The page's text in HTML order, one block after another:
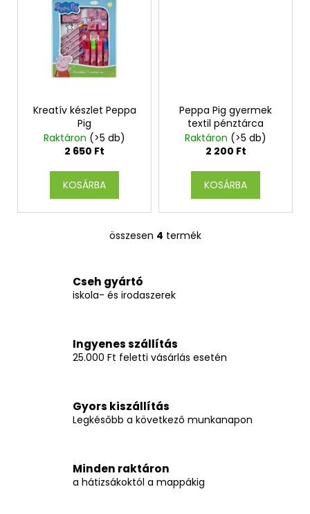
Kreatív készlet Peppa
Pig
Raktáron (>5 db)
2 650 Ft
KOSÁRBA
Peppa Pig gyermek
textil pénztárca
Raktáron (>5 db)
2 200 Ft
KOSÁRBA
L
a
r
á
n
t
á
l
e
összesen 4 termék
Cseh gyártó
iskola- és irodaszerek
Ingyenes szállítás
25.000 Ft feletti vásárlás esetén
Gyors kiszállítás
Legkésőbb a következő munkanapon
Minden raktáron
a hátizsákoktól a mappákig